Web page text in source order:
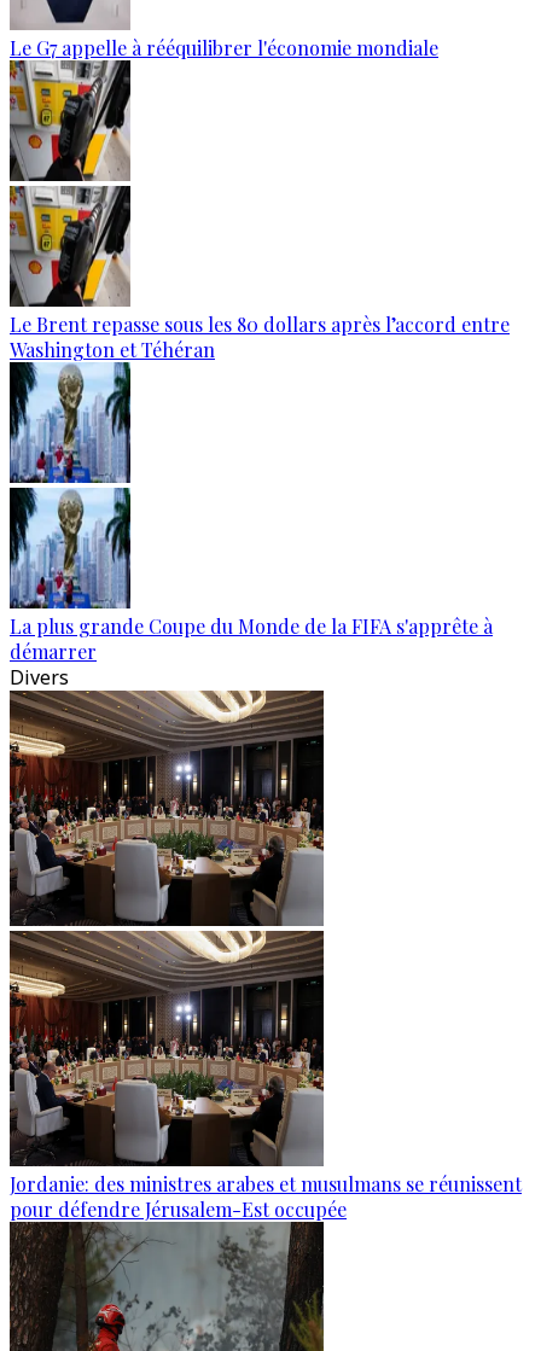
Le G7 appelle à rééquilibrer l'économie mondiale
Le Brent repasse sous les 80 dollars après l’accord entre
Washington et Téhéran
La plus grande Coupe du Monde de la FIFA s'apprête à
démarrer
Divers
Jordanie: des ministres arabes et musulmans se réunissent
pour défendre Jérusalem-Est occupée